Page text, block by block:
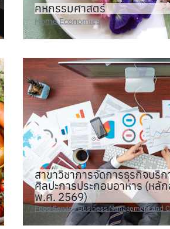
คหกรรมศาสตร์
Home Economics
สาขาวิชาการจัดการธุรกิจบริก
ศิลปะการประกอบอาหาร (ห
พ.ศ. 2569)
Food Service Business Management and